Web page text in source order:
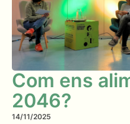
Com ens
2046?
14/11/2025